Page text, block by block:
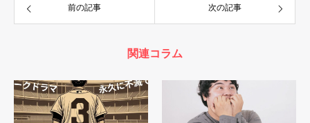
前の記事 次の記事
関連コラム